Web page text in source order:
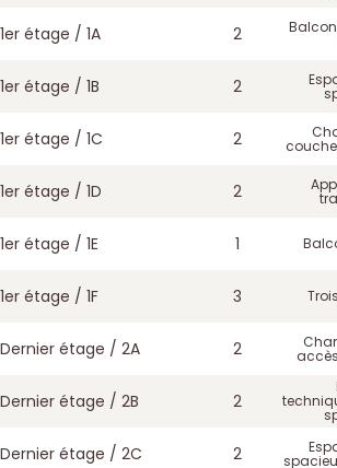
1er étage / 1A 2
1er étage / 1B 2
1er étage / 1C 2
1er étage / 1D 2
1er étage / 1E 1
1er étage / 1F 3
Dernier étage / 2A 2
Dernier étage / 2B 2
Dernier étage / 2C 2